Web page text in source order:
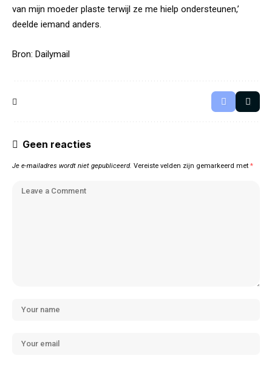
van mijn moeder plaste terwijl ze me hielp ondersteunen,’
deelde iemand anders.
Bron: Dailymail
Geen reacties
Je e-mailadres wordt niet gepubliceerd. Vereiste velden zijn gemarkeerd met *